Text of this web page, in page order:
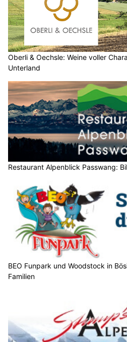
Oberli & Oechsle: Weine voller
Unterland
Restaurant Alpenblick Passwang:
BEO Funpark und Woodstock in
Familien